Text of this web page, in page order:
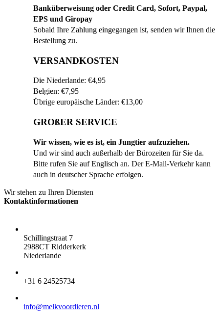
Banküberweisung oder Credit Card, Sofort, Paypal,
EPS und Giropay
Sobald Ihre Zahlung eingegangen ist, senden wir Ihnen die
Bestellung zu.
VERSANDKOSTEN
Die Niederlande: €4,95
Belgien: €7,95
Übrige europäische Länder: €13,00
GROßER SERVICE
Wir wissen, wie es ist, ein Jungtier aufzuziehen.
Und wir sind auch außerhalb der Bürozeiten für Sie da.
Bitte rufen Sie auf Englisch an. Der E-Mail-Verkehr kann
auch in deutscher Sprache erfolgen.
Wir stehen zu Ihren Diensten
Kontaktinformationen
Schillingstraat 7
2988CT Ridderkerk
Niederlande
+31 6 24525734
info@melkvoordieren.nl